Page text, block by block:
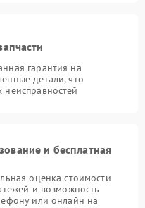
гарантия на
детали, что
и бесплатная
оценка стоимости
и возможность
или онлайн на